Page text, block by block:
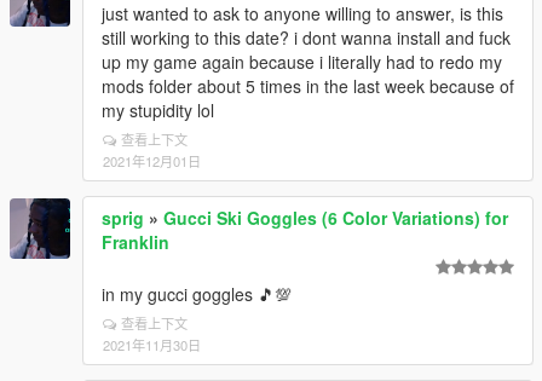
just wanted to ask to anyone willing to answer, is this
still working to this date? i dont wanna install and fuck
up my game again because i literally had to redo my
mods folder about 5 times in the last week because of
my stupidity lol
查看上下文
2021年12月01日
sprig » Gucci Ski Goggles (6 Color Variations) for
Franklin
in my gucci goggles 🎵💯
查看上下文
2021年11月30日